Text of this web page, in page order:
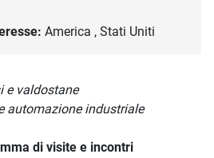
America , Stati Uniti
e valdostane
automazione industriale
di visite e incontri